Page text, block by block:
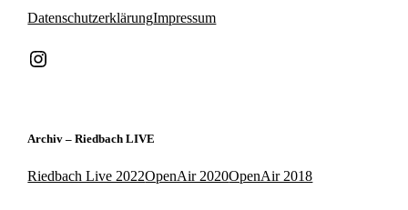
DatenschutzerklärungImpressum
Instagram
Archiv – Riedbach LIVE
Riedbach Live 2022OpenAir 2020OpenAir 2018